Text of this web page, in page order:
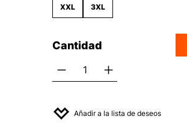
XXL 3XL
Cantidad
Cantidad del
Añadir a la lista de deseos